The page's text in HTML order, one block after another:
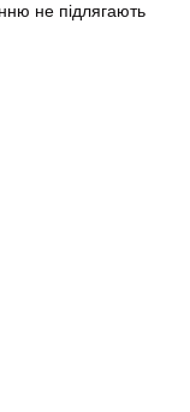
не підлягають